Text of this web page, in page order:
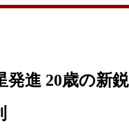
進 20歳の新